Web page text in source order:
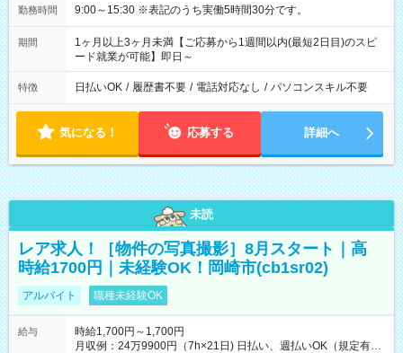
勤務時間 9:00～15:30 ※表記のうち実働5時間30分です。
期間
1ヶ月以上3ヶ月未満【ご応募から1週間以内(最短2日目)のスピ
ード就業が可能】即日～
特徴 日払いOK / 履歴書不要 / 電話対応なし / パソコンスキル不要
気になる！ 応募する 詳細へ
未読
レア求人！［物件の写真撮影］8月スタート｜高
時給1700円｜未経験OK！岡崎市(cb1sr02)
アルバイト 職種未経験OK
給与
時給1,700円～1,700円
月収例：24万9900円（7h×21日) 日払い、週払いOK（規定有